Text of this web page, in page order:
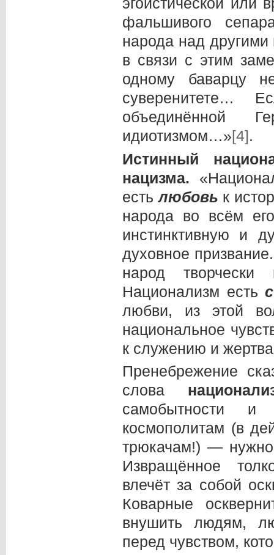
фальшивого
народа над
в связи с этим
одному баварцу
суверенитете…
объединённой
идиотизмом…»[4].
Истинный
нацизма.
естьлюбовь к
народа во всём
инстинктивную и
духовное
народ
Национализм есть
любви, из этой
национальное
к служению и
Пренебрежение
слова
самобытности
космополитам (в
трюкачам!) —
Извращённое
влечёт за собой
Коварные
внушить людям,
перед чувством,